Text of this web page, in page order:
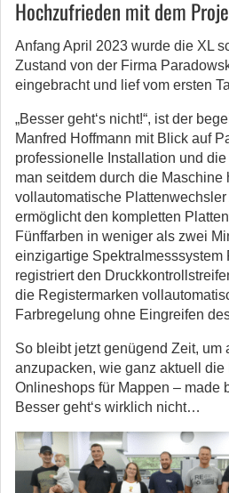
Hochzufrieden mit dem
Anfang April 2023 wurde die XL
Zustand von der Firma
eingebracht und lief vom ersten
„Besser geht‘s nicht!“, ist der
Manfred Hoffmann mit Blick auf
professionelle Installation und
man seitdem durch die Maschine
vollautomatische
ermöglicht den kompletten
Fünffarben in weniger als zwei
einzigartige Spektralmesssystem
registriert den
die Registermarken
Farbregelung ohne Eingreifen
So bleibt jetzt genügend Zeit, um
anzupacken, wie ganz aktuell
Onlineshops für Mappen – made
Besser geht‘s wirklich nicht…